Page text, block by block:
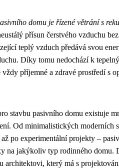
domu je řízené větrání s
přísun čerstvého vzduchu
teplý vzduch předává svou
Díky tomu nedochází k
příjemné a zdravé prostředí s
stavbu pasivního domu existuje
Od minimalistických moderních
po experimentální projekty –
na jakýkoliv typ rodinného domu.
architektovi, který má s